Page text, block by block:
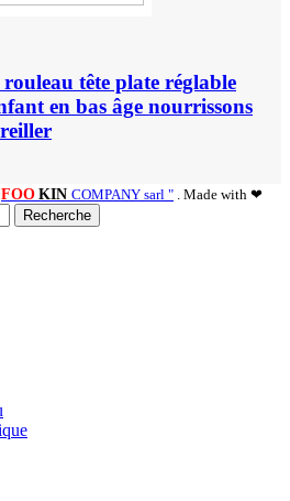
tête plate réglable
en bas âge nourrissons
FOO KIN COMPANY sarl " . Made with ❤
Recherche